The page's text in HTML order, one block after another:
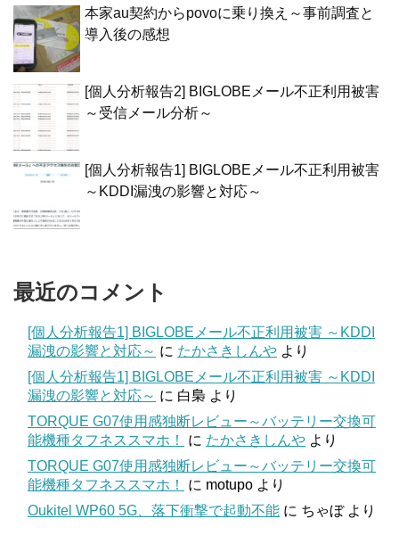
本家au契約からpovoに乗り換え～事前調査と
導入後の感想
[個人分析報告2] BIGLOBEメール不正利用被害
～受信メール分析～
[個人分析報告1] BIGLOBEメール不正利用被害
～KDDI漏洩の影響と対応～
最近のコメント
[個人分析報告1] BIGLOBEメール不正利用被害 ～KDDI
漏洩の影響と対応～ に たかさきしんや より
[個人分析報告1] BIGLOBEメール不正利用被害 ～KDDI
漏洩の影響と対応～ に 白梟 より
TORQUE G07使用感独断レビュー～バッテリー交換可
能機種タフネススマホ！
に たかさきしんや より
TORQUE G07使用感独断レビュー～バッテリー交換可
能機種タフネススマホ！
に motupo より
Oukitel WP60 5G、落下衝撃で起動不能 に ちゃぼより